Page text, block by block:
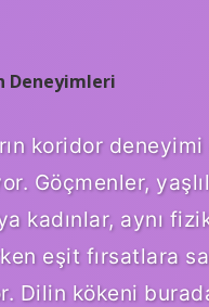
Deneyimleri
koridor deneyimi
Göçmenler,
kadınlar, aynı
eşit fırsatlara
Dilin kökeni